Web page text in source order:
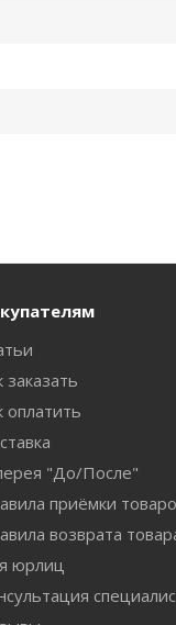
заказать
оплатить
"До/После"
приёмки
возврата
юрлиц